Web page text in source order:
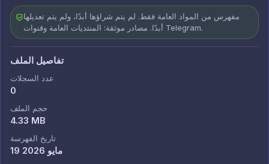
مفهرس من المواد العامة فقط. لم يتم شراؤها أبدًا، ولم يتم تعديلها
أبدًا. مصادر موثقة: المنتديات العامة وقنوات Telegram.
تفاصيل الملف
عدد السجلات
0
حجم الملف
4.33 MB
تاريخ الفهرسة
19 مايو 2026